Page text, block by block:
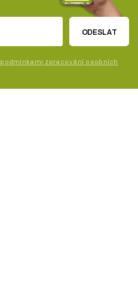
ODESLAT
podmínkami zpracování osobních